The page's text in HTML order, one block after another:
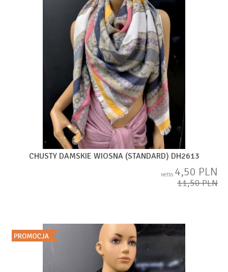
CHUSTY DAMSKIE WIOSNA (STANDARD) DH2613
netto 4,50 PLN
11,50 PLN